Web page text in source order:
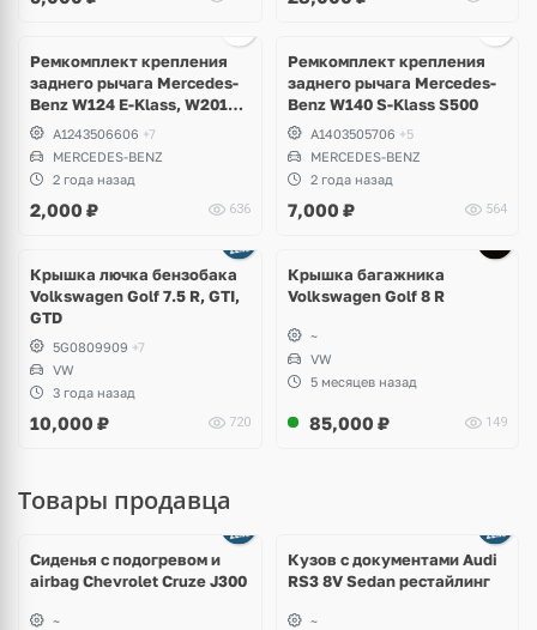
Ремкомплект крепления
заднего рычага Mercedes-
Benz W124 E-Klass, W201
190A1243506606 +7
MERCEDES-BENZ
2 года назад
2,000 ₽ 636
Ремкомплект крепления
заднего рычага Mercedes-
Benz W140 S-Klass S500
A1403505706 +5
MERCEDES-BENZ
2 года назад
7,000 ₽ 564
Крышка лючка бензобака
Volkswagen Golf 7.5 R, GTI,
GTD
5G0809909 +7
VW
3 года назад
10,000 ₽ 720
Крышка багажника
Volkswagen Golf 8 R
~
VW
5 месяцев назад
85,000 ₽ 149
Товары продавца
Сиденья с подогревом и
airbag Chevrolet Cruze J300
~
Кузов с документами Audi
RS3 8V Sedan рестайлинг
~